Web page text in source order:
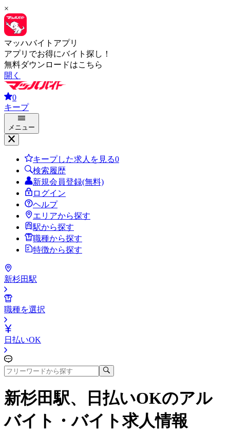
×
マッハバイトアプリ
アプリでお得にバイト探し！
無料ダウンロードはこちら
開く
0
キープ
メニュー
キープした求人を見る0
検索履歴
新規会員登録(無料)
ログイン
ヘルプ
エリアから探す
駅から探す
職種から探す
特徴から探す
新杉田駅
職種を選択
日払いOK
新杉田駅、日払いOKのアル
バイト・バイト求人情報